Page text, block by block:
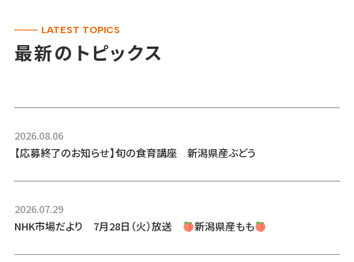
LATEST TOPICS
最新のトピックス
2026.08.06
【応募終了のお知らせ】旬の食育講座 新潟県産ぶどう
2026.07.29
NHK市場だより 7月28日（火）放送
新潟県産もも